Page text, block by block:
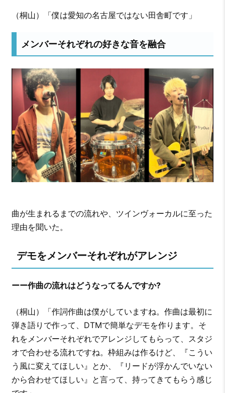
（桐山）「僕は愛知の名古屋ではない田舎町です」
メンバーそれぞれの好きな音を融合
曲が生まれるまでの流れや、ツインヴォーカルに至った
理由を聞いた。
デモをメンバーそれぞれがアレンジ
ーー作曲の流れはどうなってるんですか?
（桐山）「作詞作曲は僕がしていますね。作曲は最初に
弾き語りで作って、DTMで簡単なデモを作ります。そ
れをメンバーそれぞれでアレンジしてもらって、スタジ
オで合わせる流れですね。枠組みは作るけど、『こうい
う風に変えてほしい』とか、『リードが浮かんでいない
から合わせてほしい』と言って、持ってきてもらう感じ